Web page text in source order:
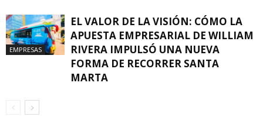
EMPRESAS
EL VALOR DE LA VISIÓN: CÓMO LA
APUESTA EMPRESARIAL DE WILLIAM
RIVERA IMPULSÓ UNA NUEVA
FORMA DE RECORRER SANTA
MARTA